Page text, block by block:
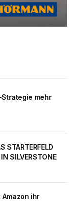
mehr
STARTERFELD
SILVERSTONE
ihr